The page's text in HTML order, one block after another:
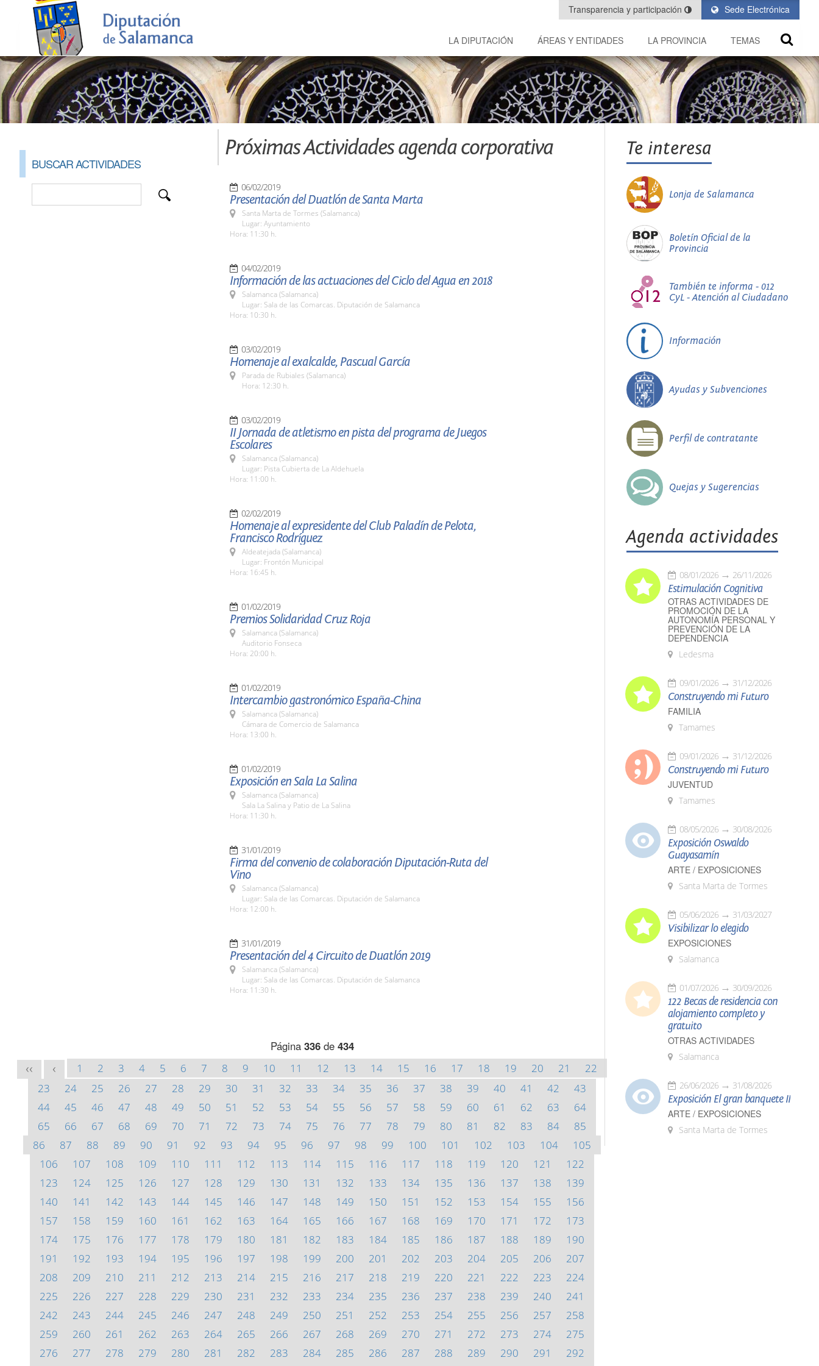
Sede Electrónica
Transparencia y participación
LA DIPUTACIÓN ÁREAS Y ENTIDADES LA PROVINCIA TEMAS
BUSCAR ACTIVIDADES
Próximas Actividades agenda corporativa
06/02/2019
Presentación del Duatlón de Santa Marta
Santa Marta de Tormes (Salamanca)
Lugar: Ayuntamiento
Hora: 11:30 h.
04/02/2019
Información de las actuaciones del Ciclo del Agua en 2018
Salamanca (Salamanca)
Lugar: Sala de las Comarcas. Diputación de Salamanca
Hora: 10:30 h.
03/02/2019
Homenaje al exalcalde, Pascual García
Parada de Rubiales (Salamanca)
Hora: 12:30 h.
03/02/2019
II Jornada de atletismo en pista del programa de Juegos
Escolares
Salamanca (Salamanca)
Lugar: Pista Cubierta de La Aldehuela
Hora: 11:00 h.
02/02/2019
Homenaje al expresidente del Club Paladín de Pelota,
Francisco Rodríguez
Aldeatejada (Salamanca)
Lugar: Frontón Municipal
Hora: 16:45 h.
01/02/2019
Premios Solidaridad Cruz Roja
Salamanca (Salamanca)
Auditorio Fonseca
Hora: 20:00 h.
01/02/2019
Intercambio gastronómico España-China
Salamanca (Salamanca)
Cámara de Comercio de Salamanca
Hora: 13:00 h.
01/02/2019
Exposición en Sala La Salina
Salamanca (Salamanca)
Sala La Salina y Patio de La Salina
Hora: 11:30 h.
31/01/2019
Firma del convenio de colaboración Diputación-Ruta del
Vino
Salamanca (Salamanca)
Lugar: Sala de las Comarcas. Diputación de Salamanca
Hora: 12:00 h.
31/01/2019
Presentación del 4 Circuito de Duatlón 2019
Salamanca (Salamanca)
Lugar: Sala de las Comarcas. Diputación de Salamanca
Hora: 11:30 h.
Página 336de 434
<< < 1 2 3 4 5 6 7 8 9 10 11 12 13 14 15 16 17 18 19 20 21
22
23
24 25 26 27 28 29 30 31 32 33 34 35 36 37 38 39 40 41 42
43
44
45 46 47 48 49 50 51 52 53 54 55 56 57 58 59 60 61 62 63
64
65
66 67 68 69 70 71 72 73 74 75 76 77 78 79 80 81 82 83 84
85
86
87 88 89 90 91 92 93 94 95 96 97 98 99 100 101 102 103 104
105
106
107 108 109 110 111 112 113 114 115 116 117 118 119 120 121
122
123
124 125 126 127 128 129 130 131 132 133 134 135 136 137 138
139
140
141 142 143 144 145 146 147 148 149 150 151 152 153 154 155
156
157
158 159 160 161 162 163 164 165 166 167 168 169 170 171 172
173
174
175 176 177 178 179 180 181 182 183 184 185 186 187 188 189
190
191
192 193 194 195 196 197 198 199 200 201 202 203 204 205 206
207
208
209 210 211 212 213 214 215 216 217 218 219 220 221 222 223
224
225
226 227 228 229 230 231 232 233 234 235 236 237 238 239 240
241
242
243 244 245 246 247 248 249 250 251 252 253 254 255 256 257
258
259
260 261 262 263 264 265 266 267 268 269 270 271 272 273 274
275
276
277 278 279 280 281 282 283 284 285 286 287 288 289 290 291
292
Te interesa
Lonja de Salamanca
Boletín Oficial de la
Provincia
También te informa - 012
CyL - Atención al Ciudadano
Información
Ayudas y Subvenciones
Perfil de contratante
Quejas y Sugerencias
Agenda actividades
08/01/2026 26/11/2026
Estimulación Cognitiva
OTRAS ACTIVIDADES DE
PROMOCIÓN DE LA
AUTONOMÍA PERSONAL Y
PREVENCIÓN DE LA
DEPENDENCIA
Ledesma
09/01/2026 31/12/2026
Construyendo mi Futuro
FAMILIA
Tamames
09/01/2026 31/12/2026
Construyendo mi Futuro
JUVENTUD
Tamames
08/05/2026 30/08/2026
Exposición Oswaldo
Guayasamín
ARTE / EXPOSICIONES
Santa Marta de Tormes
05/06/2026 31/03/2027
Visibilizar lo elegido
EXPOSICIONES
Salamanca
01/07/2026 30/09/2026
122 Becas de residencia con
alojamiento completo y
gratuito
OTRAS ACTIVIDADES
Salamanca
26/06/2026 31/08/2026
Exposición El gran banquete II
ARTE / EXPOSICIONES
Santa Marta de Tormes